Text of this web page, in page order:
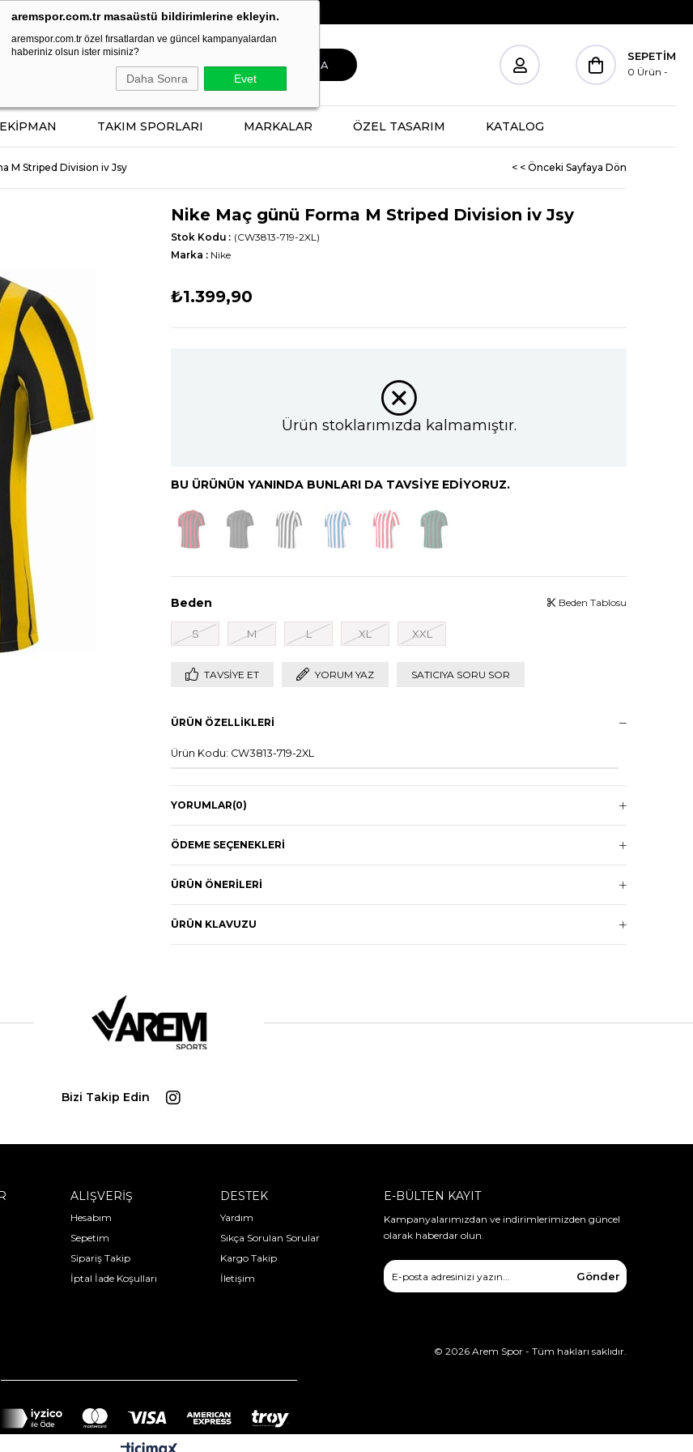
aremspor.com.tr masaüstü bildirimlerine ekleyin.
aremspor.com.tr özel fırsatlardan ve güncel kampanyalardan
haberiniz olsun ister misiniz?
Daha Sonra Evet
BERABER TASARLAYALIM, SİZİN İÇİN ÜRETELİM!
SEPETIM
0 Ürün
EKİPMAN TAKIM SPORLARI MARKALAR ÖZEL TASARIM KATALOG
M Striped Division iv Jsy < < Önceki Sayfaya Dön
Nike Maç günü Forma M Striped Division iv Jsy
(CW3813-719-2XL)
Stok Kodu
Marka : Nike
₺1.399,90
Ürün stoklarımızda kalmamıştır.
BU ÜRÜNÜN YANINDA BUNLARI DA TAVSIYE EDIYORUZ.
Beden
S M L XL XXL
Beden Tablosu
TAVSIYE ET YORUM YAZ SATICIYA SORU SOR
ÜRÜN ÖZELLIKLERI
Ürün Kodu: CW3813-719-2XL
YORUMLAR(0)
ÖDEME SEÇENEKLERI
ÜRÜN ÖNERILERI
ÜRÜN KLAVUZU
Bizi Takip Edin
ALIŞVERİŞ
Hesabım
Sepetim
Sipariş Takip
İptal İade Koşulları
DESTEK
Yardım
Sıkça Sorulan Sorular
Kargo Takip
İletişim
E-BÜLTEN KAYIT
Kampanyalarımızdan ve indirimlerimizden güncel
olarak haberdar olun.
Gönder
© 2026 Arem Spor - Tüm hakları saklıdır.